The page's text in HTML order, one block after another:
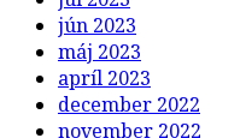
jún 2023
máj 2023
apríl 2023
december 2022
november 2022